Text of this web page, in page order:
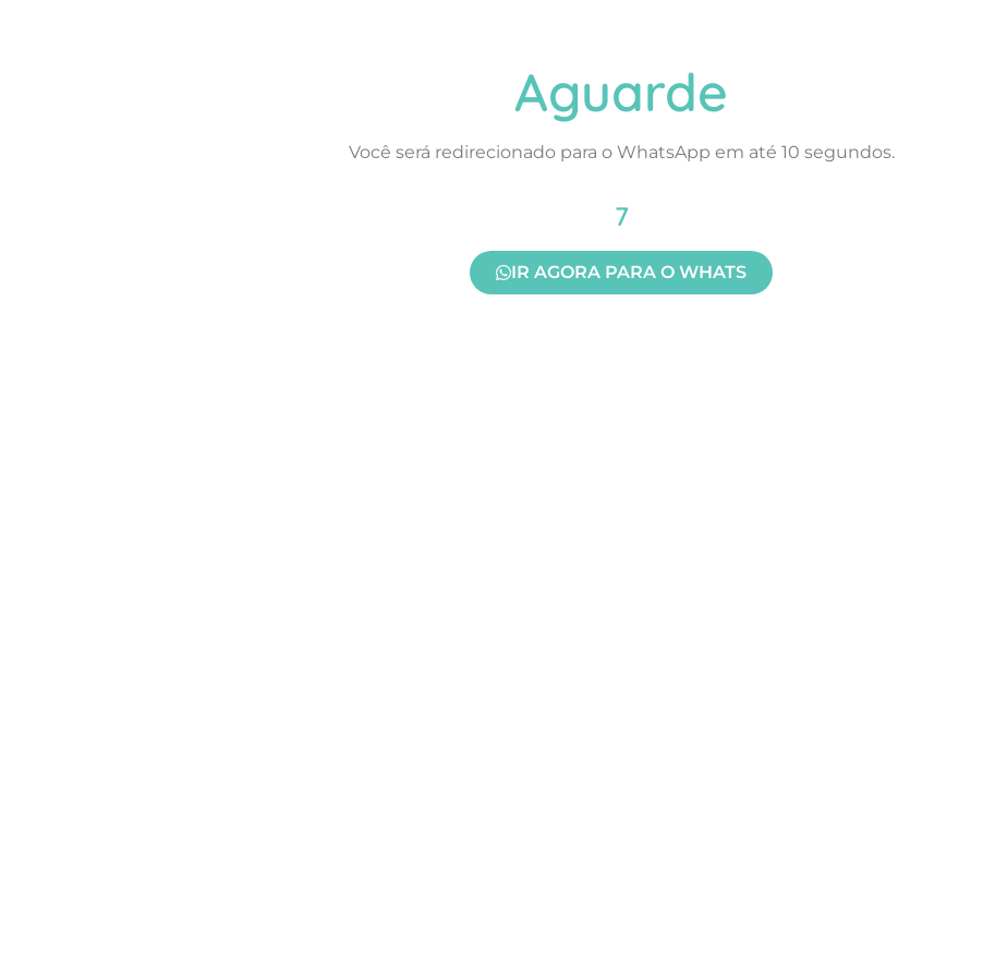
Aguarde
Você será redirecionado para o WhatsApp em até 10 segundos.
7
IR AGORA PARA O WHATS